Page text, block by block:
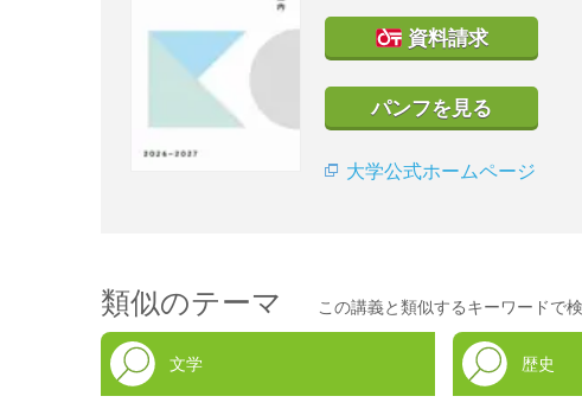
資料請求
パンフを見る
大学公式ホームページ
類似のテーマ この講義と類似するキーワードで検
文学 歴史